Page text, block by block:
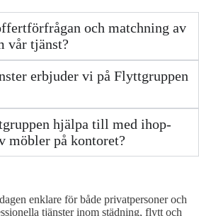
och matchning av
vår tjänst?
erbjuder vi på Flyttgruppen
hjälpa till med ihop-
möbler på kontoret?
enklare för både privatpersoner och
tjänster inom städning, flytt och